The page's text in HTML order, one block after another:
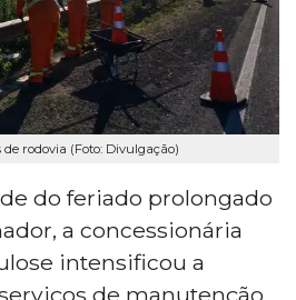
rodovia (Foto: Divulgação)
do feriado prolongado
a concessionária
intensificou a
de manutenção